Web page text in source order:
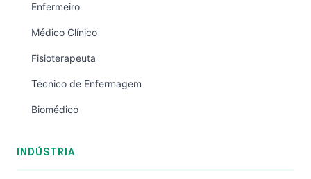
Enfermeiro
Médico Clínico
Fisioterapeuta
Técnico de Enfermagem
Biomédico
INDÚSTRIA